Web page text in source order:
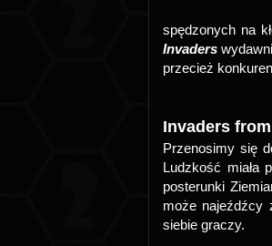
spędzonych na
Invaders
przecież
Invaders
Przenosimy się
Ludzkość miała
posterunki
może najeźdźcy
siebie graczy.